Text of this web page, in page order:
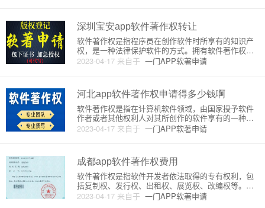
包名是指一个软件项目在An
深圳宝安app软件著作权转让
2023-04-17 来自于 一门APP软著申请
软件著作权是指程序员在创作软件时所享有的知识产
权，是一种法律保护软件的方式。拥有软件著作权的
人可以对软件进行授权、转让等操作，从而获得经济
重要组成部分，拥有着众多的
河北app软件著作权申请得多少钱啊
2023-04-17 来自于 一门APP软著申请
软件著作权是指在计算机软件领域，由国家授予软件
作者或者其他权利人对其所创作的软件享有的一种专
有权利。软件著作权的申请需要向国家版权局进行申
与其他地区相同，即申请人需
成都app软件著作权费用
2023-04-17 来自于 一门APP软著申请
软件著作权是指软件开发者依法取得的专有权利，包
括复制权、发行权、出租权、展览权、改编权等。软
件著作权的取得需要进行登记，成都地区的软件著作